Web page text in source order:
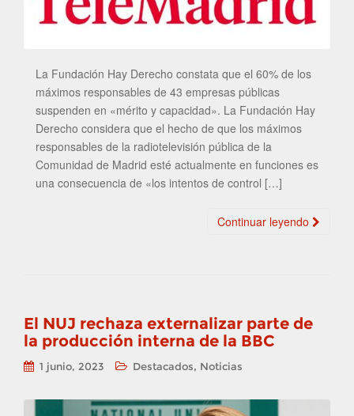
La Fundación Hay Derecho constata que el 60% de los
máximos responsables de 43 empresas públicas
suspenden en «mérito y capacidad». La Fundación Hay
Derecho considera que el hecho de que los máximos
responsables de la radiotelevisión pública de la
Comunidad de Madrid esté actualmente en funciones es
una consecuencia de «los intentos de control […]
Continuar leyendo
El NUJ rechaza externalizar parte de
la producción interna de la BBC
1 junio, 2023 Destacados, Noticias